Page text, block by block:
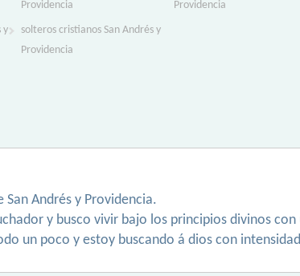
Providencia
Providencia
y
solteros cristianos San Andrés y
Providencia
San Andrés y Providencia.
y busco vivir bajo los principios divinos
un poco y estoy buscando á dios con